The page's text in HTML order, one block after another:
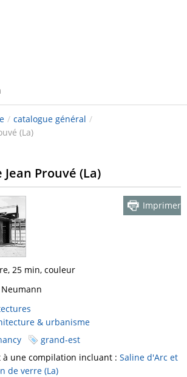
/ catalogue général /
(La)
Prouvé (La)
Imprimer
25 min, couleur
& urbanisme
grand-est
une compilation incluant : Saline d'Arc et
de verre (La)